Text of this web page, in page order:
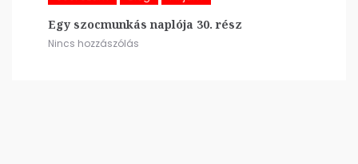
Egy szocmunkás naplója 30. rész
Nincs hozzászólás